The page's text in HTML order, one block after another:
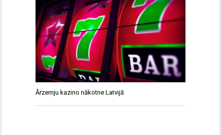
Ārzemju kazino nākotne Latvijā